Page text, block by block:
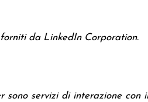
da LinkedIn Corporation.
servizi di interazione con